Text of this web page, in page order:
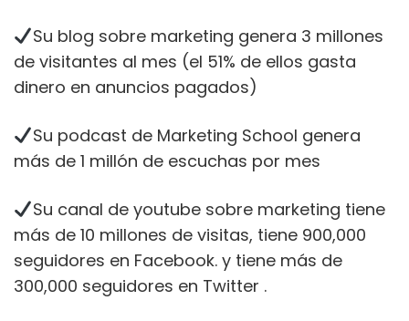
Su blog sobre marketing genera 3 millones
de visitantes al mes (el 51% de ellos gasta
dinero en anuncios pagados)
Su podcast de Marketing School genera
más de 1 millón de escuchas por mes
Su canal de youtube sobre marketing tiene
más de 10 millones de visitas, tiene 900,000
seguidores en Facebook. y tiene más de
300,000 seguidores en Twitter .